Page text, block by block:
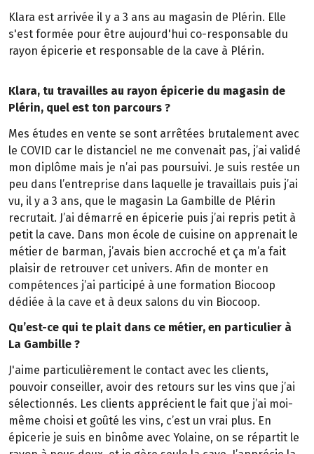
Klara est arrivée il y a 3 ans au magasin de Plérin. Elle
s'est formée pour être aujourd'hui co-responsable du
rayon épicerie et responsable de la cave à Plérin.
Klara, tu travailles au rayon épicerie du magasin de
Plérin, quel est ton parcours ?
Mes études en vente se sont arrêtées brutalement avec
le COVID car le distanciel ne me convenait pas, j’ai validé
mon diplôme mais je n’ai pas poursuivi. Je suis restée un
peu dans l’entreprise dans laquelle je travaillais puis j’ai
vu, il y a 3 ans, que le magasin La Gambille de Plérin
recrutait. J’ai démarré en épicerie puis j’ai repris petit à
petit la cave. Dans mon école de cuisine on apprenait le
métier de barman, j’avais bien accroché et ça m’a fait
plaisir de retrouver cet univers. Afin de monter en
compétences j’ai participé à une formation Biocoop
dédiée à la cave et à deux salons du vin Biocoop.
Qu’est-ce qui te plait dans ce métier, en particulier à
La Gambille ?
J'aime particulièrement le contact avec les clients,
pouvoir conseiller, avoir des retours sur les vins que j’ai
sélectionnés. Les clients apprécient le fait que j’ai moi-
même choisi et goûté les vins, c’est un vrai plus. En
épicerie je suis en binôme avec Yolaine, on se répartit le